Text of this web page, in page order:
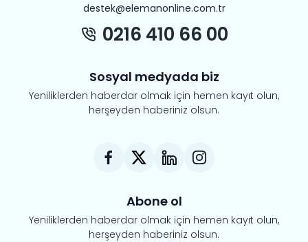
destek@elemanonline.com.tr
0216 410 66 00
Sosyal medyada biz
Yeniliklerden haberdar olmak için hemen kayıt olun,
herşeyden haberiniz olsun.
Abone ol
Yeniliklerden haberdar olmak için hemen kayıt olun,
herşeyden haberiniz olsun.